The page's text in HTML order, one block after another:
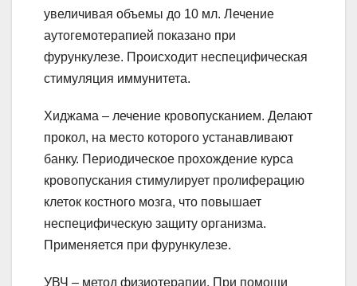
увеличивая объемы до 10 мл. Лечение
аутогемотерапией показано при
фурункулезе. Происходит неспецифическая
стимуляция иммунитета.
Хиджама – лечение кровопусканием. Делают
прокол, на место которого устанавливают
банку. Периодическое прохождение курса
кровопускания стимулирует пролиферацию
клеток костного мозга, что повышает
неспецифическую защиту организма.
Применяется при фурункулезе.
УВЧ – метод физиотерапии. При помощи